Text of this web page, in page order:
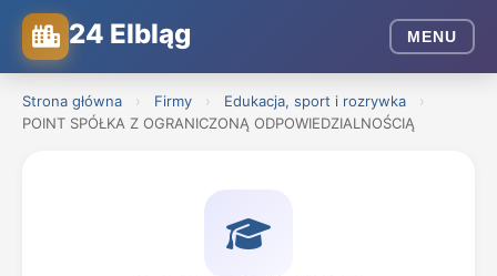
24 Elbląg MENU
Strona główna › Firmy › Edukacja, sport i rozrywka
›
POINT SPÓŁKA Z OGRANICZONĄ ODPOWIEDZIALNOŚCIĄ